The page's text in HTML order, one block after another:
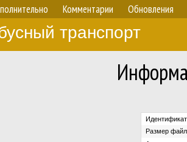
Комментарии Обновления
транспорт
Размер